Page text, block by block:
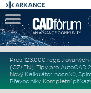
Přes 123.000 registrovaných
(CZ+EN). Tipy pro AutoCAD
Nový Kalkulátor nosníků,
Převodníky. Kompletní